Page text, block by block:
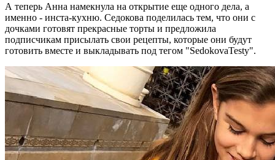
А теперь Анна намекнула на открытие еще одного дела, а
именно - инста-кухню. Седокова поделилась тем, что они с
дочками готовят прекрасные торты и предложила
подписчикам присылать свои рецепты, которые они будут
готовить вместе и выкладывать под тегом "SedokovaTesty".